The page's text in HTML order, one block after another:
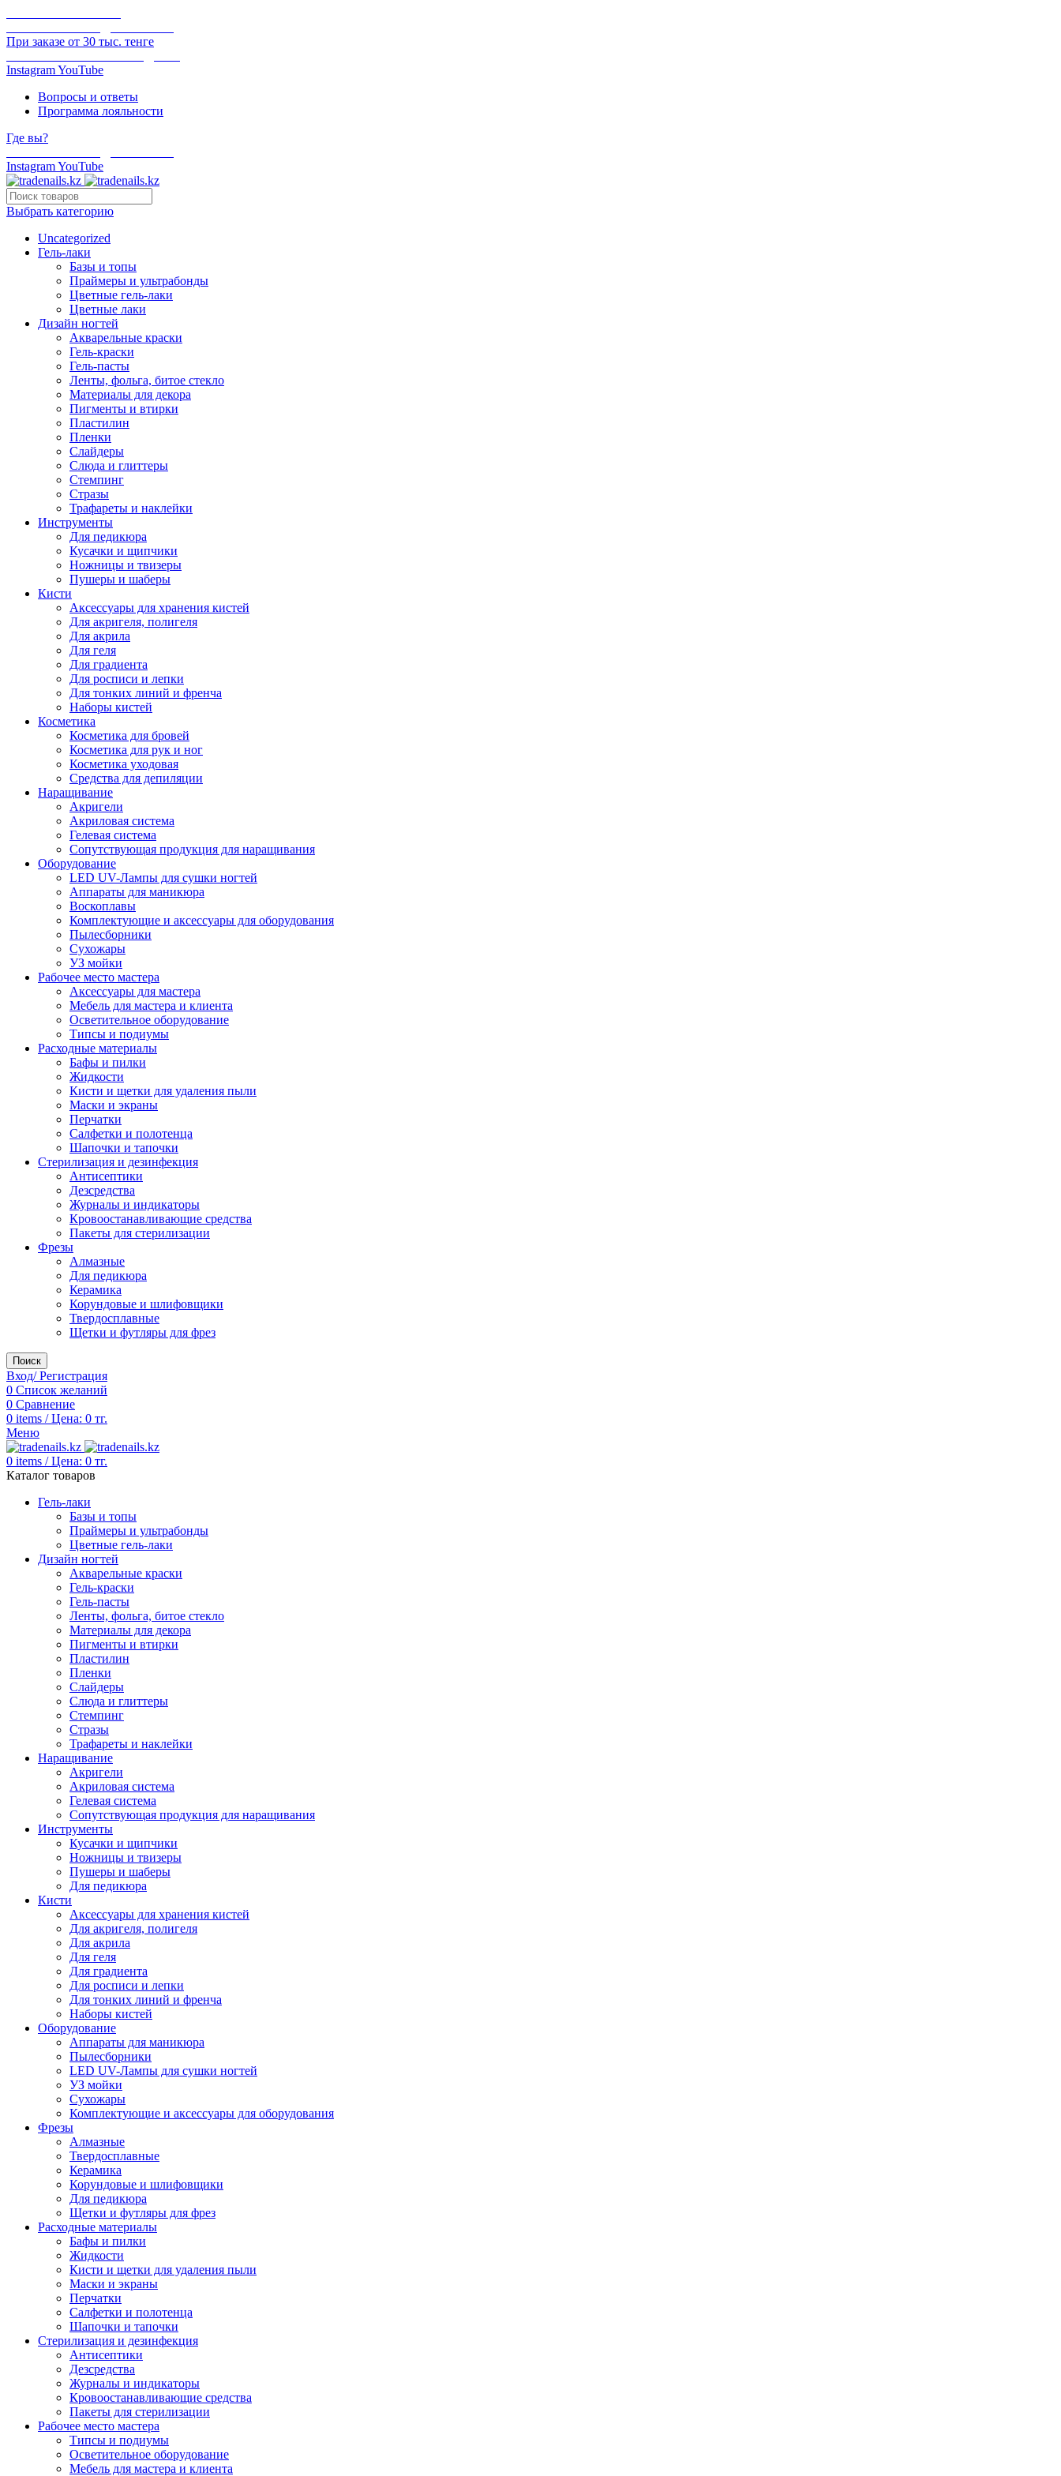
При заказе от 30 тыс. тенге
InstagramYouTube
Вопросы и ответы
Программа лояльности
Где вы?
InstagramYouTube
Выбрать категорию
Uncategorized
Гель-лаки
Базы и топы
Праймеры и ультрабонды
Цветные гель-лаки
Цветные лаки
Дизайн ногтей
Акварельные краски
Гель-краски
Гель-пасты
Ленты, фольга, битое стекло
Материалы для декора
Пигменты и втирки
Пластилин
Пленки
Слайдеры
Слюда и глиттеры
Стемпинг
Стразы
Трафареты и наклейки
Инструменты
Для педикюра
Кусачки и щипчики
Ножницы и твизеры
Пушеры и шаберы
Кисти
Аксессуары для хранения кистей
Для акригеля, полигеля
Для акрила
Для геля
Для градиента
Для росписи и лепки
Для тонких линий и френча
Наборы кистей
Косметика
Косметика для бровей
Косметика для рук и ног
Косметика уходовая
Средства для депиляции
Наращивание
Акригели
Акриловая система
Гелевая система
Сопутствующая продукция для наращивания
Оборудование
LED UV-Лампы для сушки ногтей
Аппараты для маникюра
Воскоплавы
Комплектующие и аксессуары для оборудования
Пылесборники
Сухожары
УЗ мойки
Рабочее место мастера
Аксессуары для мастера
Мебель для мастера и клиента
Осветительное оборудование
Типсы и подиумы
Расходные материалы
Бафы и пилки
Жидкости
Кисти и щетки для удаления пыли
Маски и экраны
Перчатки
Салфетки и полотенца
Шапочки и тапочки
Стерилизация и дезинфекция
Антисептики
Дезсредства
Журналы и индикаторы
Кровоостанавливающие средства
Пакеты для стерилизации
Фрезы
Алмазные
Для педикюра
Керамика
Корундовые и шлифовщики
Твердосплавные
Щетки и футляры для фрез
Поиск
Вход/ Регистрация
0 Список желаний
0 Сравнение
0 items / Цена: 0 тг.
Меню
0 items / Цена: 0 тг.
Каталог товаров
Гель-лаки
Базы и топы
Праймеры и ультрабонды
Цветные гель-лаки
Дизайн ногтей
Акварельные краски
Гель-краски
Гель-пасты
Ленты, фольга, битое стекло
Материалы для декора
Пигменты и втирки
Пластилин
Пленки
Слайдеры
Слюда и глиттеры
Стемпинг
Стразы
Трафареты и наклейки
Наращивание
Акригели
Акриловая система
Гелевая система
Сопутствующая продукция для наращивания
Инструменты
Кусачки и щипчики
Ножницы и твизеры
Пушеры и шаберы
Для педикюра
Кисти
Аксессуары для хранения кистей
Для акригеля, полигеля
Для акрила
Для геля
Для градиента
Для росписи и лепки
Для тонких линий и френча
Наборы кистей
Оборудование
Аппараты для маникюра
Пылесборники
LED UV-Лампы для сушки ногтей
УЗ мойки
Сухожары
Комплектующие и аксессуары для оборудования
Фрезы
Алмазные
Твердосплавные
Керамика
Корундовые и шлифовщики
Для педикюра
Щетки и футляры для фрез
Расходные материалы
Бафы и пилки
Жидкости
Кисти и щетки для удаления пыли
Маски и экраны
Перчатки
Салфетки и полотенца
Шапочки и тапочки
Стерилизация и дезинфекция
Антисептики
Дезсредства
Журналы и индикаторы
Кровоостанавливающие средства
Пакеты для стерилизации
Рабочее место мастера
Типсы и подиумы
Осветительное оборудование
Мебель для мастера и клиента